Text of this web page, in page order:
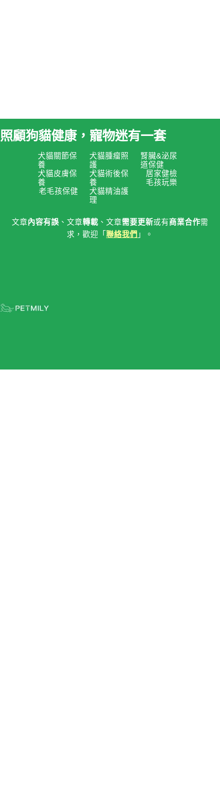
照顧狗貓健康，寵物迷有一套
犬貓關節保
養
犬貓皮膚保
養
老毛孩保健
犬貓腫瘤照
護
犬貓術後保
養
犬貓精油護
理
腎臟&泌尿
道保健
居家健檢
毛孩玩樂
文章內容有誤 、文章轉載 、文章需要更新或有商業合作需
求，歡迎「 聯絡我們 」。